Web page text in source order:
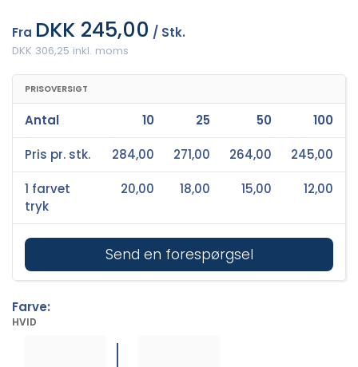
Fra DKK 245,00 / Stk.
DKK 306,25 inkl. moms
PRISOVERSIGT
Send en forespørgsel
Antal 10 25 50 100
Pris pr. stk. 284,00 271,00 264,00 245,00
1 farvet
tryk
20,00 18,00 15,00 12,00
Farve:
HVID